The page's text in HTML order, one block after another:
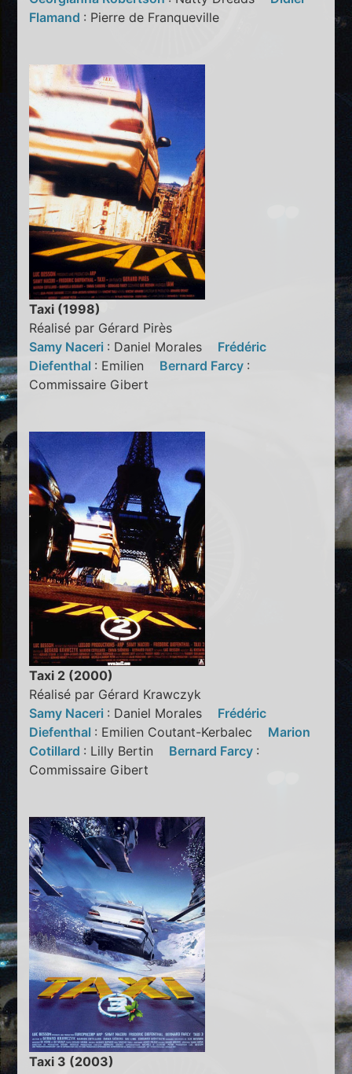
Flamand : Pierre de Franqueville
Taxi (1998)
Réalisé par Gérard Pirès
Samy Naceri : Daniel Morales Frédéric
Diefenthal : Emilien Bernard Farcy :
Commissaire Gibert
Taxi 2 (2000)
Réalisé par Gérard Krawczyk
Samy Naceri : Daniel Morales Frédéric
Diefenthal : Emilien Coutant-Kerbalec Marion
Cotillard : Lilly Bertin Bernard Farcy :
Commissaire Gibert
Taxi 3 (2003)